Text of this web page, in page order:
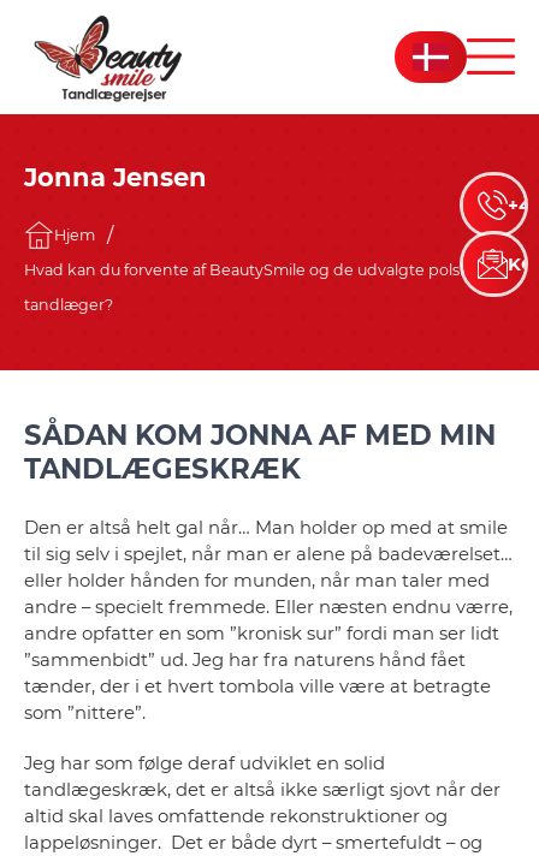
Jonna Jensen
Hjem
Hvad kan du forvente af BeautySmile og de udvalgte polske
tandlæger?
SÅDAN KOM JONNA AF MED MIN
TANDLÆGESKRÆK
Den er altså helt gal når… Man holder op med at smile
til sig selv i spejlet, når man er alene på badeværelset…
eller holder hånden for munden, når man taler med
andre – specielt fremmede. Eller næsten endnu værre,
andre opfatter en som ”kronisk sur” fordi man ser lidt
”sammenbidt” ud. Jeg har fra naturens hånd fået
tænder, der i et hvert tombola ville være at betragte
som ”nittere”.
Jeg har som følge deraf udviklet en solid
tandlægeskræk, det er altså ikke særligt sjovt når der
altid skal laves omfattende rekonstruktioner og
lappeløsninger. Det er både dyrt – smertefuldt – og